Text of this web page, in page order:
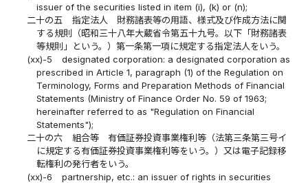
issuer of the securities listed in item (i), (k) or (n);
二十の五
指定法人 財務諸表等の用語、様式及び作成方法に関
する規則（昭和三十八年大蔵省令第五十九号。以下「財務諸表
等規則」という。）第一条第一項に規定する指定法人をいう。
(xx)-5
designated corporation: a designated corporation as
prescribed in Article 1, paragraph (1) of the Regulation on
Terminology, Forms and Preparation Methods of Financial
Statements (Ministry of Finance Order No. 59 of 1963;
hereinafter referred to as "Regulation on Financial
Statements");
二十の六
組合等 有価証券投資事業権利等（法第三条第三号イ
に規定する有価証券投資事業権利等をいう。）又は電子記録移
転権利の発行者をいう。
(xx)-6
partnership, etc.: an issuer of rights in securities